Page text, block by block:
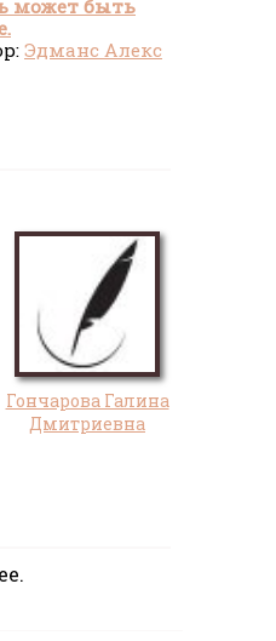
может быть
и
Эдманс Алекс
Гончарова Галина
Дмитриевна